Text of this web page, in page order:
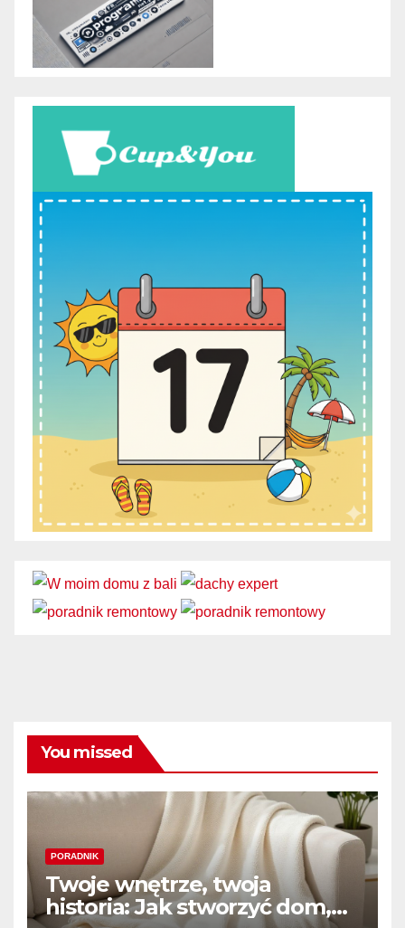
You missed
PORADNIK
Twoje wnętrze, twoja
historia: Jak stworzyć dom,